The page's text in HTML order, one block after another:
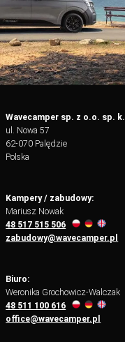
Wavecamper sp. z o.o. sp. k.
ul. Nowa 57
62-070 Palędzie
Polska
Kampery / zabudowy:
Mariusz Nowak
48 517 515 506
zabudowy@wavecamper.pl
Biuro:
Weronika Grochowicz-Walczak
48 511 100 616
office@wavecamper.pl